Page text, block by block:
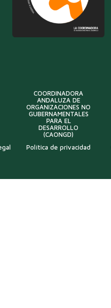
COORDINADORA
ANDALUZA DE
ORGANIZACIONES NO
GUBERNAMENTALES
PARA EL
DESARROLLO
(CAONGD)
Política de privacidad